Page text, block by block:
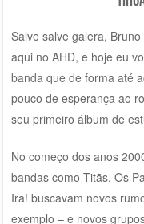
Salve salve galera,
aqui no AHD, e hoje eu
banda que de forma até
pouco de esperança ao
seu primeiro álbum de
No começo dos anos
bandas como Titãs, Os
Ira! buscavam novos
exemplo – e novos